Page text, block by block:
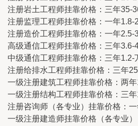
注册岩土工程师挂靠价格：三年35-
注册监理工程师挂靠价格：一年1.8-
注册造价工程师挂靠价格：一年2.5-
高级通信工程师挂靠价格：三年3.6-
中级通信工程师挂靠价格：三年1.2-
注册给排水工程师挂靠价格：三年
一级注册建筑工程师挂靠价格：两
一级注册结构工程师挂靠价格：三
注册咨询师（各专业）挂靠价格：
一级注册建造师挂靠价格（各专业